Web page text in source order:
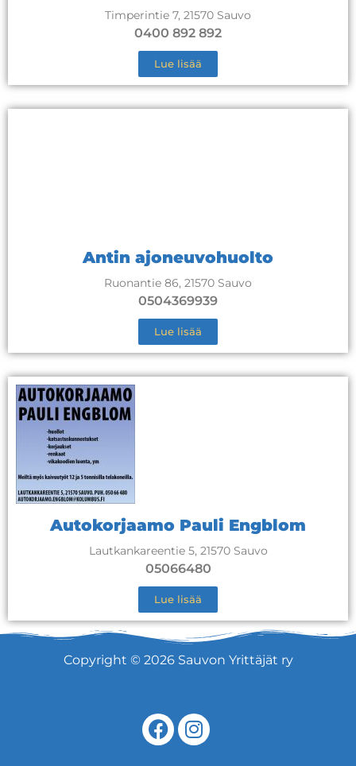
Timperintie 7, 21570 Sauvo
0400 892 892
Lue lisää
Antin ajoneuvohuolto
Ruonantie 86, 21570 Sauvo
0504369939
Lue lisää
Autokorjaamo Pauli Engblom
Lautkankareentie 5, 21570 Sauvo
05066480
Lue lisää
Copyright © 2026 Sauvon Yrittäjät ry